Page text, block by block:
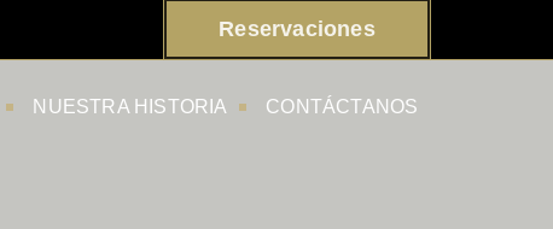
Reservaciones
NUESTRA HISTORIA CONTÁCTANOS